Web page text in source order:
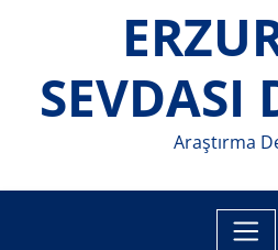
SEVDASI
Araştırma